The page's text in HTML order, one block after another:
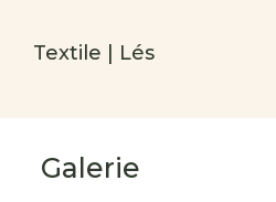
Textile | Lés
Galerie